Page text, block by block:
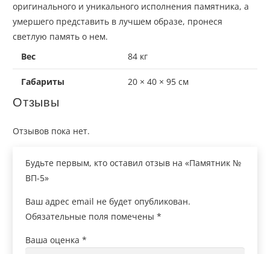
оригинального и уникального исполнения памятника, а
умершего представить в лучшем образе, пронеся
светлую память о нем.
Вес
84 кг
Габариты 20 × 40 × 95 см
Отзывы
Отзывов пока нет.
Будьте первым, кто оставил отзыв на «Памятник №
ВП-5»
Ваш адрес email не будет опубликован.
Обязательные поля помечены *
Ваша оценка *